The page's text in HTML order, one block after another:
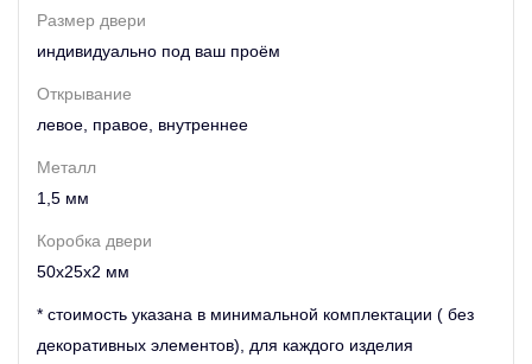
Размер двери
индивидуально под ваш проём
Открывание
левое, правое, внутреннее
Металл
1,5 мм
Коробка двери
50х25х2 мм
* стоимость указана в минимальной комплектации ( без
декоративных элементов), для каждого изделия